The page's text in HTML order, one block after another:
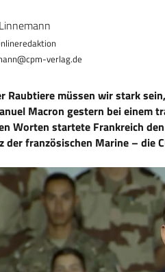
Leiter Onlineredaktion
verlag.de
Raubtiere müssen wir stark
Macron gestern bei einem
Worten startete Frankreich
der französischen Marine – die